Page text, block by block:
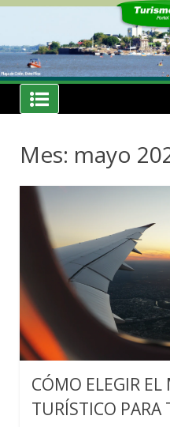
Skip
content
Noticias
Mes: mayo
CÓMO ELEGIR EL
TURÍSTICO PARA